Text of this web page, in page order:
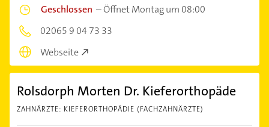
Geschlossen –Öffnet Montag um 08:00
02065 9 04 73 33
Webseite
Rolsdorph Morten Dr. Kieferorthopäde
ZAHNÄRZTE: KIEFERORTHOPÄDIE (FACHZAHNÄRZTE)